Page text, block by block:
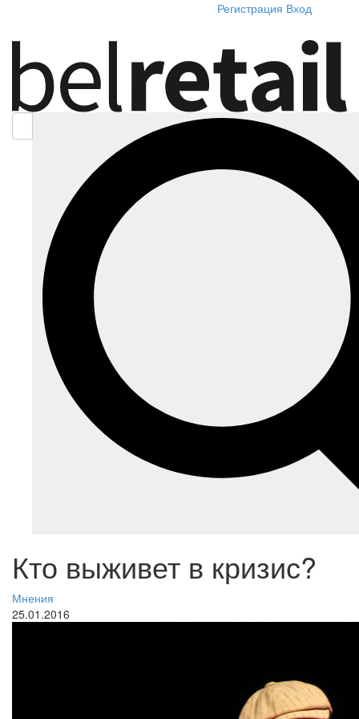
Регистрация Вход
Кто выживет в кризис?
Мнения
25.01.2016